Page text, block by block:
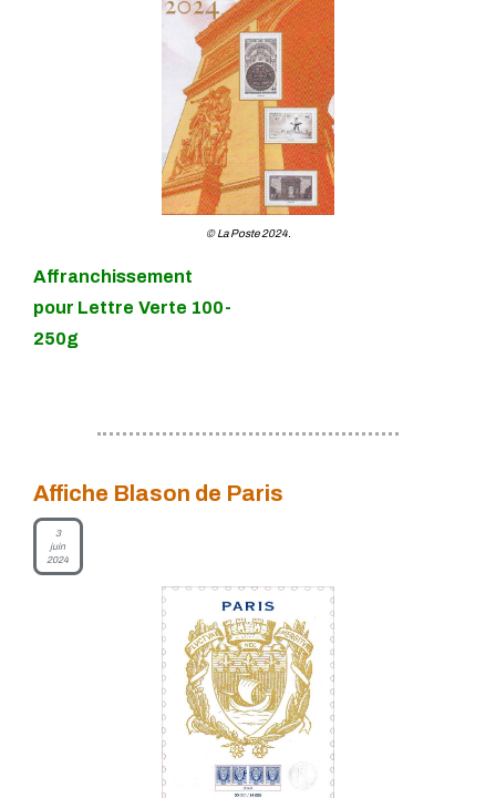
© La Poste 2024.
Affranchissement
pour Lettre Verte 100-
250g
Affiche Blason de Paris
3
juin
2024